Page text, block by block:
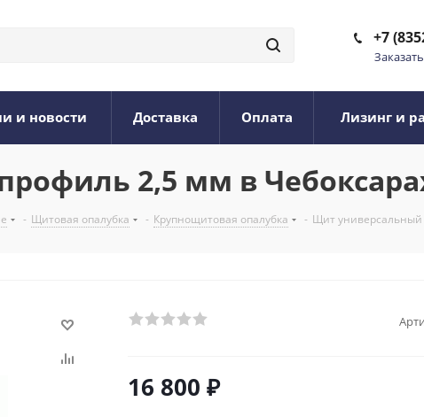
+7
и новости Доставка Оплата Лизинг и
2,5 мм в
- Щитовая опалубка - Крупнощитовая опалубка - Щит универсальный
16 800 ₽